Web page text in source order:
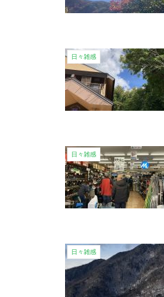
日々雑感
日々雑感
日々雑感